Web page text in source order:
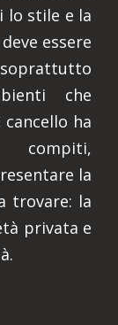
lo stile e la
essere
che
ha
la
trovare: la
privata e